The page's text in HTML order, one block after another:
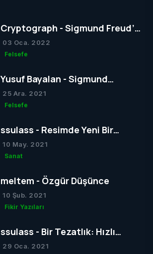
Cryptograph - Sigmund Freud’un
Yapısal Kuramı
03 Oca. 2022
Felsefe
Yusuf Bayalan - Sigmund
Freud’un Yapısal Kuramı
25 Ara. 2021
Felsefe
ssulass - Resimde Yeni Bir
Dönem mi Yoksa Bir Dönemin
Sonu mu?
10 May. 2021
Sanat
meltem - Özgür Düşünce
10 Şub. 2021
Fikir Yazıları
ssulass - Bir Tezatlık: Hızlı
Yaşam, Yavaş Gelişim
29 Oca. 2021